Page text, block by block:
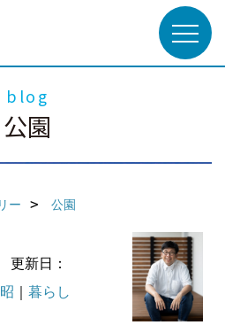
blog
公園
ー 公園
更新日：
暮らし